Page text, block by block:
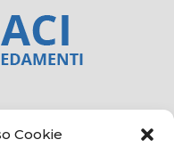
Cookie
cookie